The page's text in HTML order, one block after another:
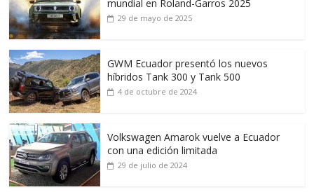
mundial en Roland-Garros 2025
29 de mayo de 2025
GWM Ecuador presentó los nuevos
híbridos Tank 300 y Tank 500
4 de octubre de 2024
Volkswagen Amarok vuelve a Ecuador
con una edición limitada
29 de julio de 2024